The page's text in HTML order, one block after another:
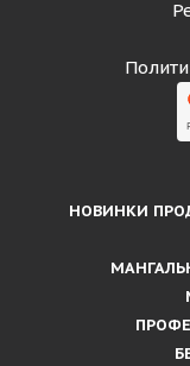
НОВИНКИ